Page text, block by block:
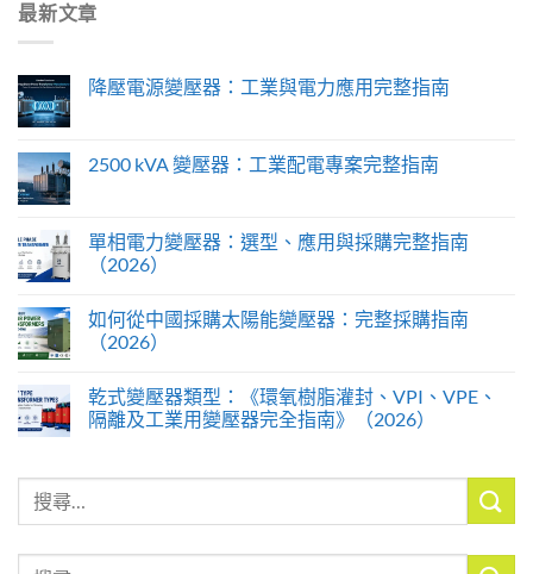
最新文章
降壓電源變壓器：工業與電力應用完整指南
2500 kVA 變壓器：工業配電專案完整指南
單相電力變壓器：選型、應用與採購完整指南
（2026）
如何從中國採購太陽能變壓器：完整採購指南
（2026）
乾式變壓器類型：《環氧樹脂灌封、VPI、VPE、
隔離及工業用變壓器完全指南》（2026）